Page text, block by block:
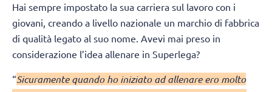
Hai sempre impostato la sua carriera sul lavoro con i
giovani, creando a livello nazionale un marchio di fabbrica
di qualità legato al suo nome. Avevi mai preso in
considerazione l’idea allenare in Superlega?
“Sicuramente quando ho iniziato ad allenare ero molto